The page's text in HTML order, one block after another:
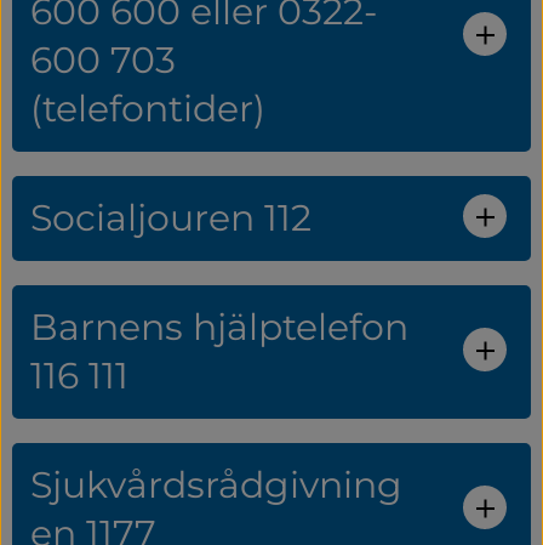
600 600 eller 0322-
600 703
(telefontider)
Socialjouren 112
Barnens hjälptelefon
116 111
Sjukvårdsrådgivning
en 1177